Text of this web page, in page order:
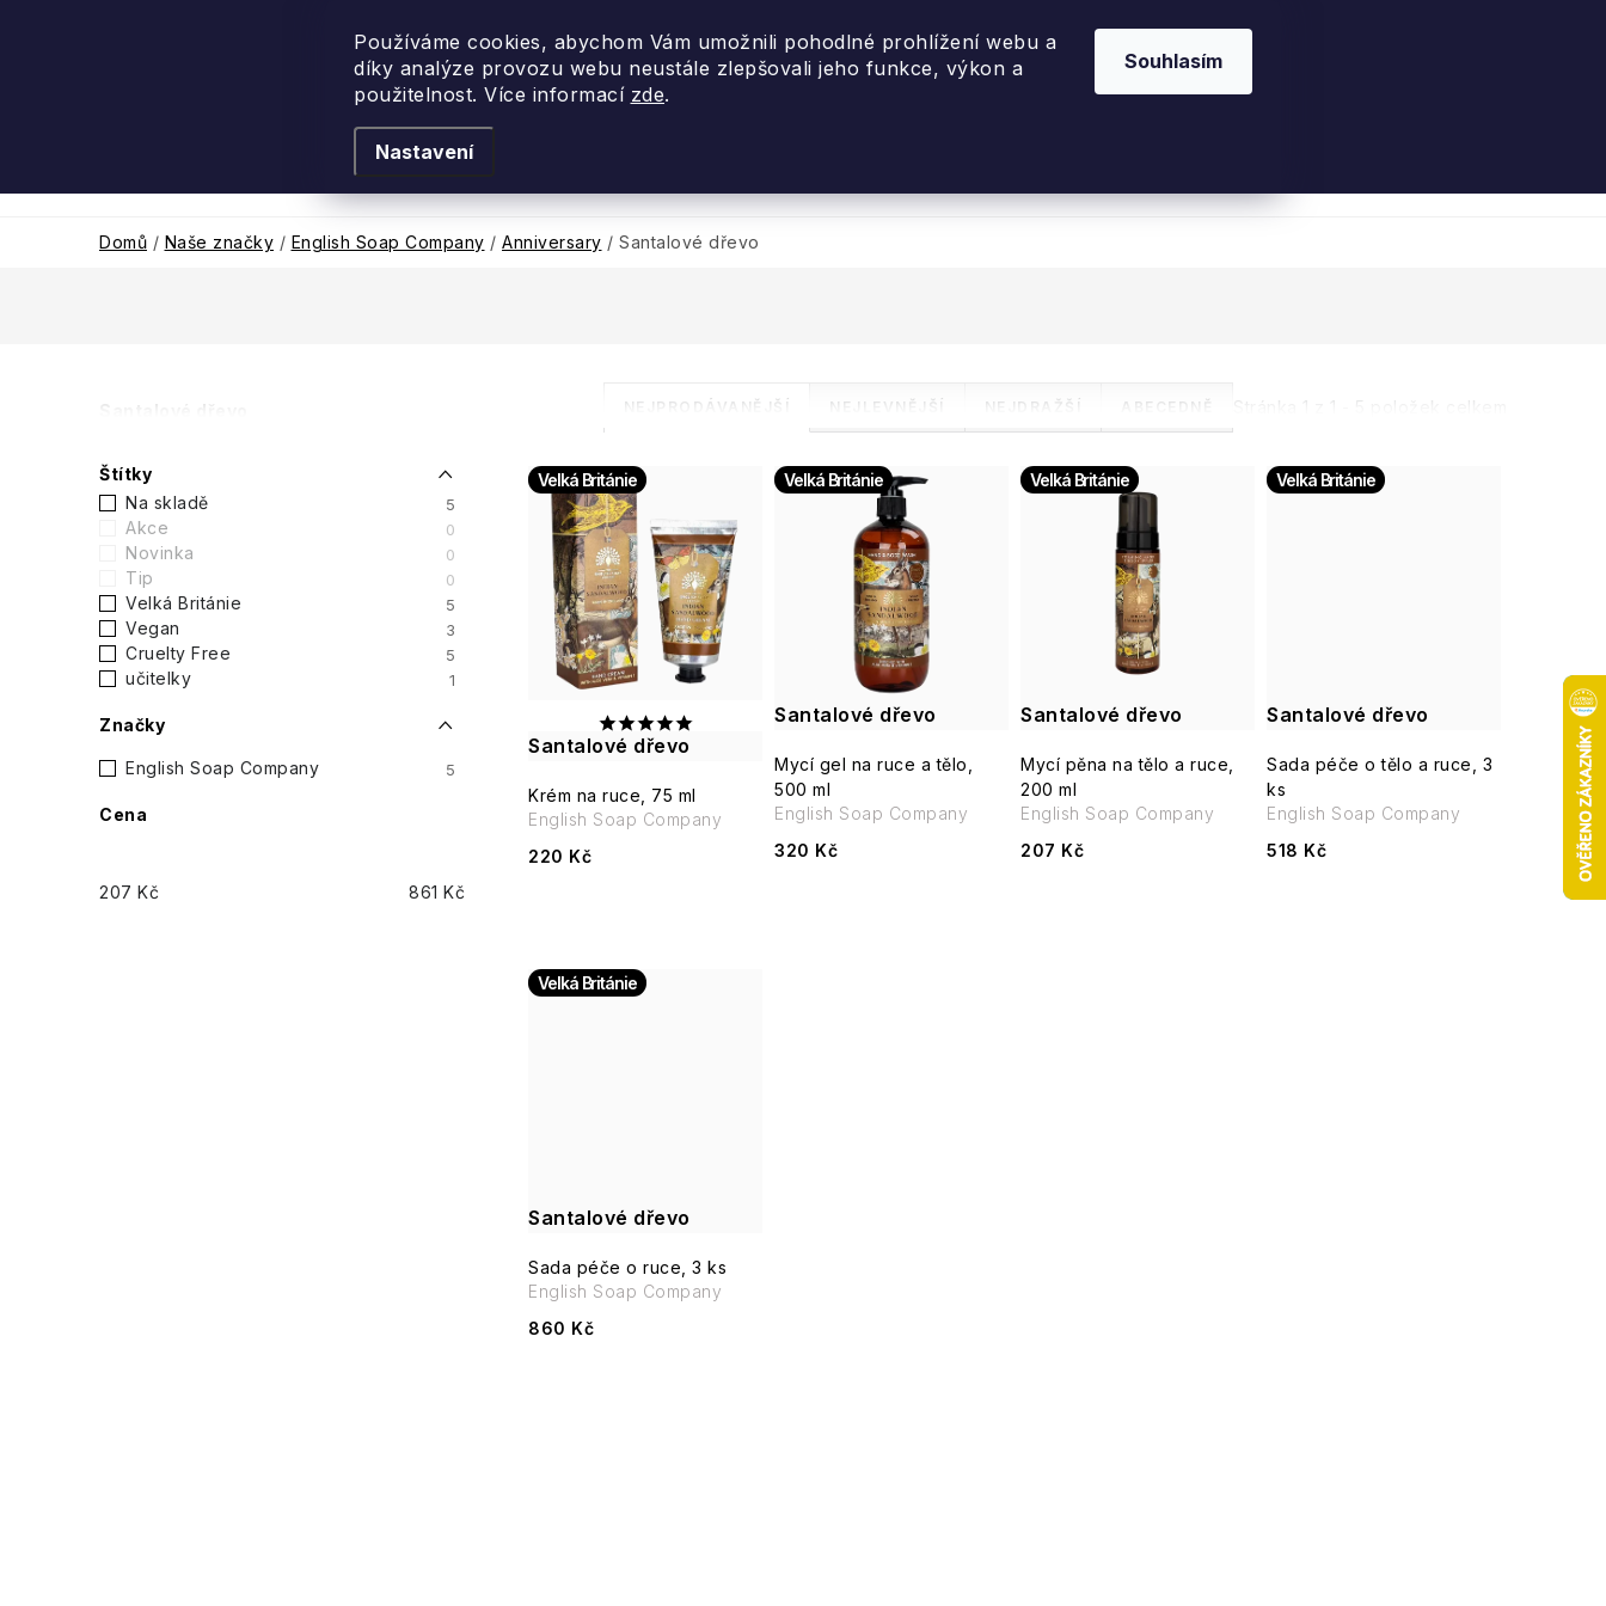
Používáme cookies, abychom Vám umožnili pohodlné prohlížení webu a
díky analýze provozu webu neustále zlepšovali jeho funkce, výkon a
použitelnost. Více informací zde.
Nastavení
Souhlasím
Podle vůně
Domů / Naše značky / English Soap Company / Anniversary / Santalové dřevo
o
s
r
a
n
n
í
a
Santalové dřevo
Štítky
Na skladě
5
Akce 0
Novinka 0
Tip 0
Velká Británie 5
Vegan 3
Cruelty Free 5
učitelky 1
Značky
English Soap Company 5
Cena
207 Kč 861 Kč
Stránka 1 1 5 položek celkem
Ř
a
z
e
n
í
p
r
o
k
t
NEJPRODÁVANĚJŠÍ NEJLEVNĚJŠÍ NEJDRAŽŠÍ ABECEDNĚ
V
p
r
o
k
Santalové dřevo
Velká Británie
Krém na ruce, 75 ml
220 Kč
English Soap Company
Santalové dřevo
Velká Británie
Mycí gel na ruce a tělo,
500 ml
320 Kč
English Soap Company
Santalové dřevo
Velká Británie
Mycí pěna na tělo a ruce,
200 ml
207 Kč
English Soap Company
Santalové dřevo
Velká Británie
Sada péče o tělo a ruce, 3
ks
518 Kč
English Soap Company
Santalové dřevo
Velká Británie
Sada péče o ruce, 3 ks
860 Kč
English Soap Company